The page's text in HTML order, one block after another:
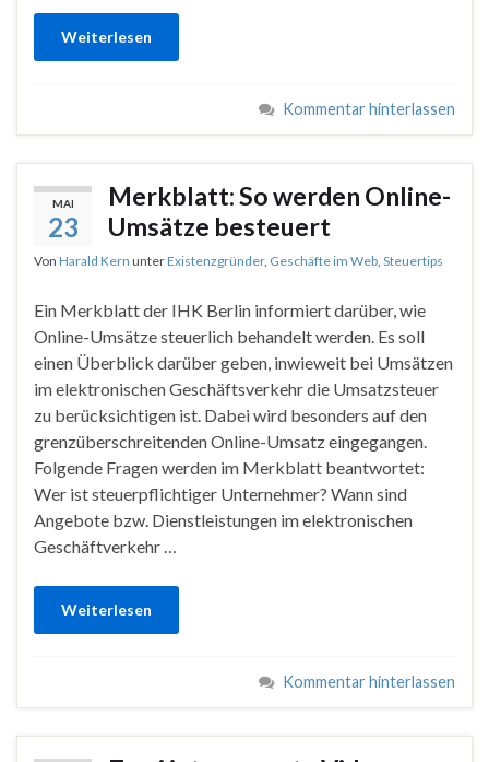
Weiterlesen
Kommentar hinterlassen
MAI
23
Merkblatt: So werden Online-
Umsätze besteuert
Von Harald Kern unterExistenzgründer, Geschäfte im Web Steuertips
Ein Merkblatt der IHK Berlin informiert darüber, wie
Online-Umsätze steuerlich behandelt werden. Es soll
einen Überblick darüber geben, inwieweit bei Umsätzen
im elektronischen Geschäftsverkehr die Umsatzsteuer
zu berücksichtigen ist. Dabei wird besonders auf den
grenzüberschreitenden Online-Umsatz eingegangen.
Folgende Fragen werden im Merkblatt beantwortet:
Wer ist steuerpflichtiger Unternehmer? Wann sind
Angebote bzw. Dienstleistungen im elektronischen
Geschäftverkehr …
Weiterlesen
Kommentar hinterlassen